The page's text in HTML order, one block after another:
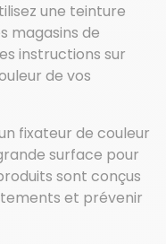
une teinture
magasins de
instructions sur
de vos
fixateur de couleur
surface pour
sont conçus
et prévenir